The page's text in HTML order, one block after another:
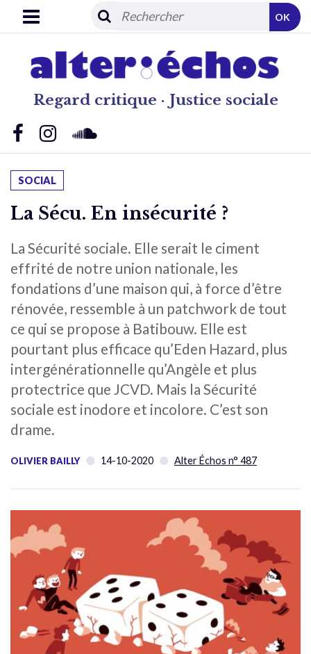
Regard critique · Justice sociale
OK
SOCIAL
La Sécu. En insécurité ?
La Sécurité sociale. Elle serait le ciment
effrité de notre union nationale, les
fondations d’une maison qui, à force d’être
rénovée, ressemble à un patchwork de tout
ce qui se propose à Batibouw. Elle est
pourtant plus efficace qu’Eden Hazard, plus
intergénérationnelle qu’Angèle et plus
protectrice que JCVD. Mais la Sécurité
sociale est inodore et incolore. C’est son
drame.
OLIVIER BAILLY 14-10-2020 Alter Échos n° 487